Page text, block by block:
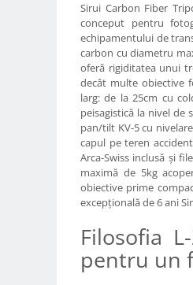
Carduri memorie
Cititoare carduri
Huse protectie card memorie
LCD protectie
Recordere audio digitale
Acumulatori si baterii
Acumulatori Foto
Incarcatoare acumulatori Foto-
Sirui Carbon Fiber
conceput pentru
echipamentului de
carbon cu diametru
oferă rigiditatea unui
decât multe obiective
larg: de la 25cm cu
peisagistică la nivel de
pan/tilt KV-5 cu
capul pe teren
Arca-Swiss inclusă și
maximă de 5kg
obiective prime
excepțională de 6 ani
Filosofia
pentru un